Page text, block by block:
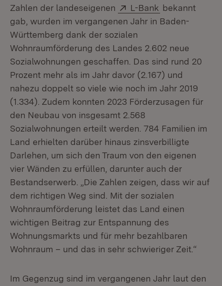
Zahlen der landeseigenen
Extern:
L-Bank (Öffnet in
bekannt
gab, wurden im vergangenen Jahr in Baden-
Württemberg dank der sozialen
Wohnraumförderung des Landes 2.602 neue
Sozialwohnungen geschaffen. Das sind rund 20
Prozent mehr als im Jahr davor (2.167) und
nahezu doppelt so viele wie noch im Jahr 2019
(1.334). Zudem konnten 2023 Förderzusagen für
den Neubau von insgesamt 2.568
Sozialwohnungen erteilt werden. 784 Familien im
Land erhielten darüber hinaus zinsverbilligte
Darlehen, um sich den Traum von den eigenen
vier Wänden zu erfüllen, darunter auch der
Bestandserwerb. „Die Zahlen zeigen, dass wir auf
dem richtigen Weg sind. Mit der sozialen
Wohnraumförderung leistet das Land einen
wichtigen Beitrag zur Entspannung des
Wohnungsmarkts und für mehr bezahlbaren
Wohnraum – und das in sehr schwieriger Zeit.“
Im Gegenzug sind im vergangenen Jahr laut den